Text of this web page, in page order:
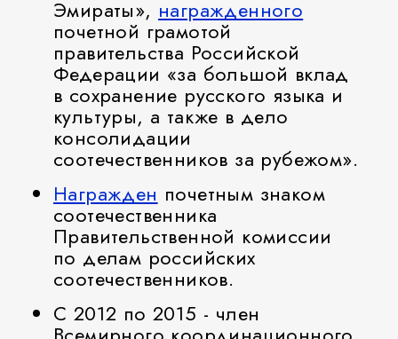
Эмираты», награжденного
почетной грамотой
правительства Российской
Федерации «за большой вклад
в сохранение русского языка и
культуры, а также в дело
консолидации
соотечественников за рубежом».
Награжден почетным знаком
соотечественника
Правительственной комиссии
по делам российских
соотечественников.
С 2012 по 2015 - член